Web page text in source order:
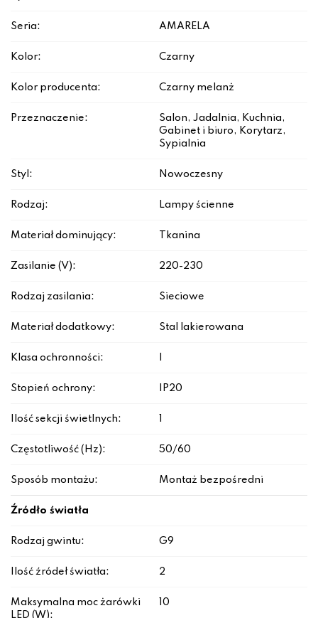
Seria: AMARELA
Kolor: Czarny
Kolor producenta: Czarny melanż
Przeznaczenie:
Salon, Jadalnia, Kuchnia,
Gabinet i biuro, Korytarz,
Sypialnia
Styl: Nowoczesny
Rodzaj: Lampy ścienne
Materiał dominujący: Tkanina
Zasilanie (V): 220-230
Rodzaj zasilania: Sieciowe
Materiał dodatkowy: Stal lakierowana
Klasa ochronności:
Stopień ochrony: IP20
Ilość sekcji świetlnych:
Częstotliwość (Hz): 50/60
Sposób montażu: Montaż bezpośredni
Źródło światła
Rodzaj gwintu: G9
Ilość źródeł światła: 2
Maksymalna moc żarówki
LED (W):
10